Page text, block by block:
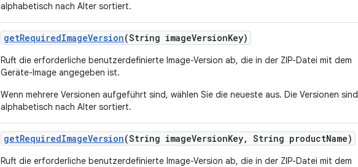
alphabetisch nach Alter sortiert.
getRequiredImageVersion(String imageVersionKey)
Ruft die erforderliche benutzerdefinierte Image-Version ab, die in der ZIP-Datei mit dem
Geräte-Image angegeben ist.
Wenn mehrere Versionen aufgeführt sind, wählen Sie die neueste aus. Die Versionen sind
alphabetisch nach Alter sortiert.
getRequiredImageVersion(String imageVersionKey, String productName)
Ruft die erforderliche benutzerdefinierte Image-Version ab, die in der ZIP-Datei mit dem